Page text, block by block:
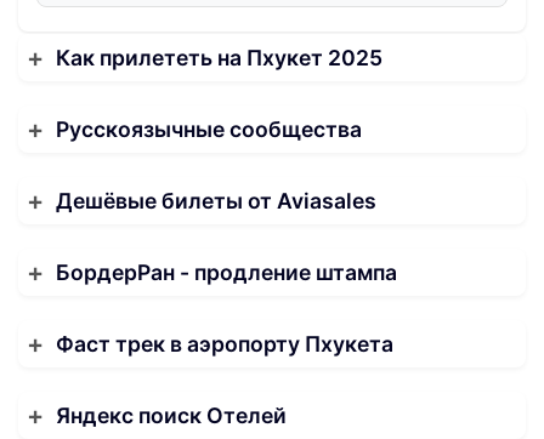
Как прилететь на Пхукет 2025
Русскоязычные сообщества
Дешёвые билеты от Aviasales
БордерРан - продление штампа
Фаст трек в аэропорту Пхукета
Яндекс поиск Отелей